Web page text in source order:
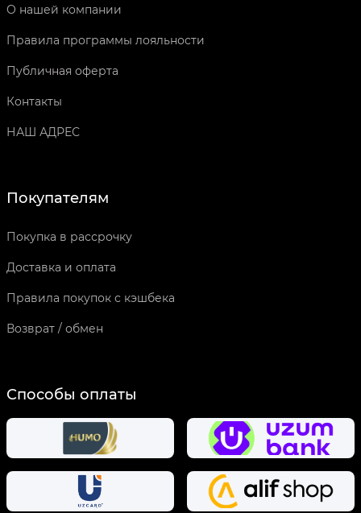
О нашей компании
Правила программы лояльности
Публичная оферта
Контакты
НАШ АДРЕС
Покупателям
Покупка в рассрочку
Доставка и оплата
Правила покупок с кэшбека
Возврат / обмен
Способы оплаты